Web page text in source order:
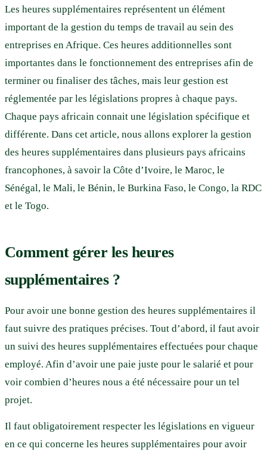
Les heures supplémentaires représentent un élément
important de la gestion du temps de travail au sein des
entreprises en Afrique. Ces heures additionnelles sont
importantes dans le fonctionnement des entreprises afin de
terminer ou finaliser des tâches, mais leur gestion est
réglementée par les législations propres à chaque pays.
Chaque pays africain connait une législation spécifique et
différente. Dans cet article, nous allons explorer la gestion
des heures supplémentaires dans plusieurs pays africains
francophones, à savoir la Côte d’Ivoire, le Maroc, le
Sénégal, le Mali, le Bénin, le Burkina Faso, le Congo, la RDC
et le Togo.
Comment gérer les heures
supplémentaires ?
Pour avoir une bonne gestion des heures supplémentaires il
faut suivre des pratiques précises. Tout d’abord, il faut avoir
un suivi des heures supplémentaires effectuées pour chaque
employé. Afin d’avoir une paie juste pour le salarié et pour
voir combien d’heures nous a été nécessaire pour un tel
projet.
Il faut obligatoirement respecter les législations en vigueur
en ce qui concerne les heures supplémentaires pour avoir